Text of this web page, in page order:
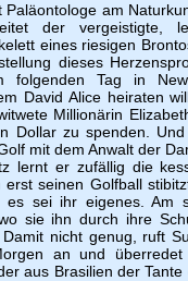
Paläontologe am
der vergeistigte,
eines riesigen
dieses
folgenden Tag in
David Alice heiraten
Millionärin
Dollar zu spenden.
mit dem Anwalt der
lernt er zufällig die
seinen Golfball
es sei ihr eigenes. Am
sie ihn durch ihre
nicht genug, ruft
an und
aus Brasilien der Tante